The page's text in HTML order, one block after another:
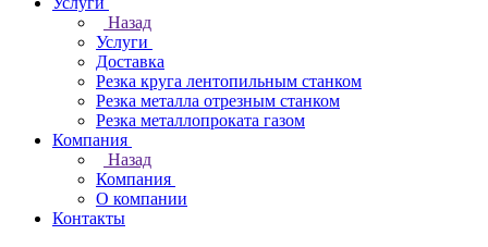
Назад
Услуги
Доставка
Резка круга лентопильным станком
Резка металла отрезным станком
Резка металлопроката газом
Компания
Назад
Компания
О компании
Контакты